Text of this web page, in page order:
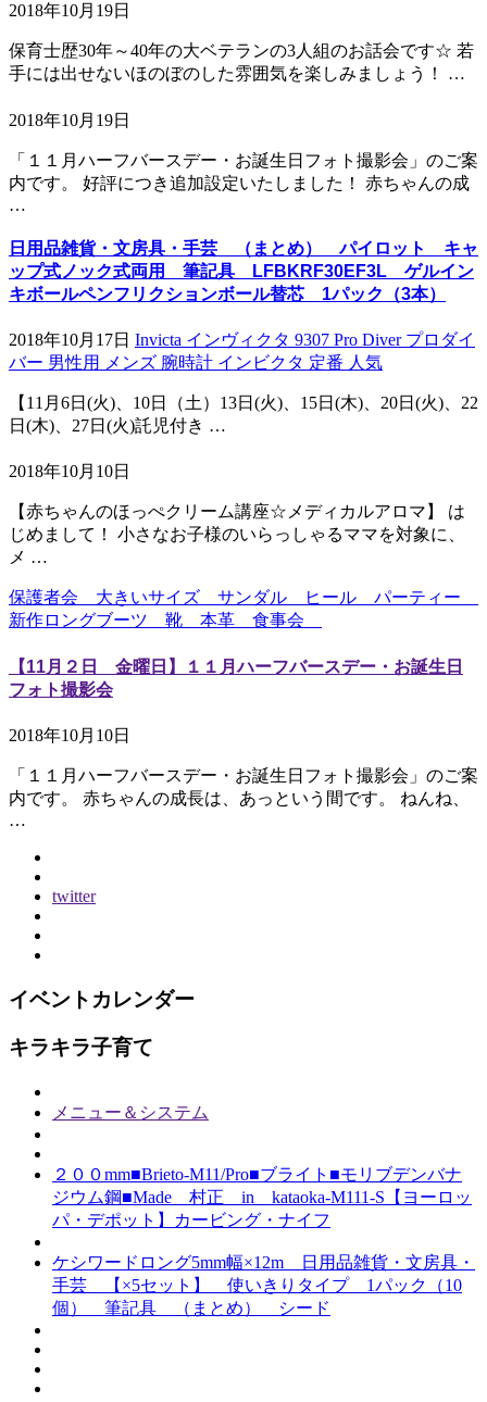
2018年10月19日
保育士歴30年～40年の大ベテランの3人組のお話会です☆ 若
手には出せないほのぼのした雰囲気を楽しみましょう！ …
2018年10月19日
「１１月ハーフバースデー・お誕生日フォト撮影会」のご案
内です。 好評につき追加設定いたしました！ 赤ちゃんの成
…
日用品雑貨・文房具・手芸 （まとめ） パイロット キャ
ップ式ノック式両用 筆記具 LFBKRF30EF3L ゲルイン
キボールペンフリクションボール替芯 1パック（3本）
2018年10月17日 Invicta インヴィクタ 9307 Pro Diver プロダイ
バー 男性用 メンズ 腕時計 インビクタ 定番 人気
【11月6日(火)、10日（土）13日(火)、15日(木)、20日(火)、22
日(木)、27日(火)託児付き …
2018年10月10日
【赤ちゃんのほっぺクリーム講座☆メディカルアロマ】 は
じめまして！ 小さなお子様のいらっしゃるママを対象に、
メ …
保護者会 大きいサイズ サンダル ヒール パーティー
新作ロングブーツ 靴 本革 食事会
【11月２日 金曜日】１１月ハーフバースデー・お誕生日
フォト撮影会
2018年10月10日
「１１月ハーフバースデー・お誕生日フォト撮影会」のご案
内です。 赤ちゃんの成長は、あっという間です。 ねんね、
…
twitter
イベントカレンダー
キラキラ子育て
メニュー＆システム
２００mm■Brieto-M11/Pro■ブライト■モリブデンバナ
ジウム鋼■Made 村正 in kataoka-M111-S【ヨーロッ
パ・デポット】カービング・ナイフ
ケシワードロング5mm幅×12m 日用品雑貨・文房具・
手芸 【×5セット】 使いきりタイプ 1パック（10
個） 筆記具 （まとめ） シード